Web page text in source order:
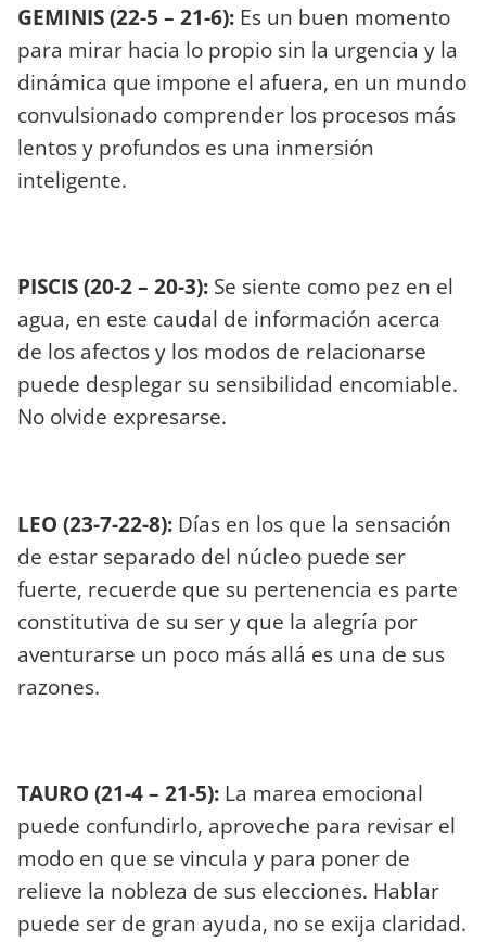
GEMINIS (22-5 – 21-6): Es un buen momento
para mirar hacia lo propio sin la urgencia y la
dinámica que impone el afuera, en un mundo
convulsionado comprender los procesos más
lentos y profundos es una inmersión
inteligente.
PISCIS (20-2 – 20-3): Se siente como pez en el
agua, en este caudal de información acerca
de los afectos y los modos de relacionarse
puede desplegar su sensibilidad encomiable.
No olvide expresarse.
LEO (23-7-22-8): Días en los que la sensación
de estar separado del núcleo puede ser
fuerte, recuerde que su pertenencia es parte
constitutiva de su ser y que la alegría por
aventurarse un poco más allá es una de sus
razones.
TAURO (21-4 – 21-5): La marea emocional
puede confundirlo, aproveche para revisar el
modo en que se vincula y para poner de
relieve la nobleza de sus elecciones. Hablar
puede ser de gran ayuda, no se exija claridad.